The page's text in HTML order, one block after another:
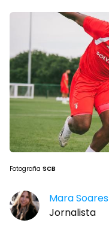
Fotografia SCB
Mara Soares
Jornalista